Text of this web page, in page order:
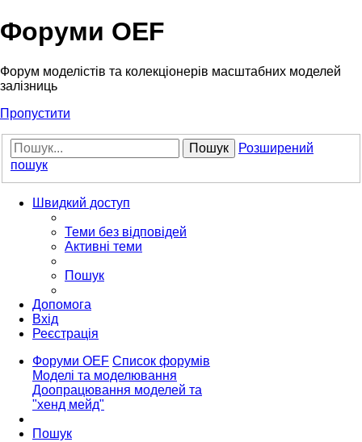
Форуми OEF
Форум моделістів та колекціонерів масштабних моделей
залізниць
Пропустити
Пошук
Розширений
пошук
Швидкий доступ
Теми без відповідей
Активні теми
Пошук
Допомога
Вхід
Реєстрація
Форуми OEF Список форумів
Моделі та моделювання
Доопрацювання моделей та
"хенд мейд"
Пошук